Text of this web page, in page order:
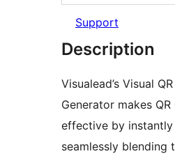
Support
Description
Visualead’s Visual
Generator makes
effective by instantly
seamlessly blending